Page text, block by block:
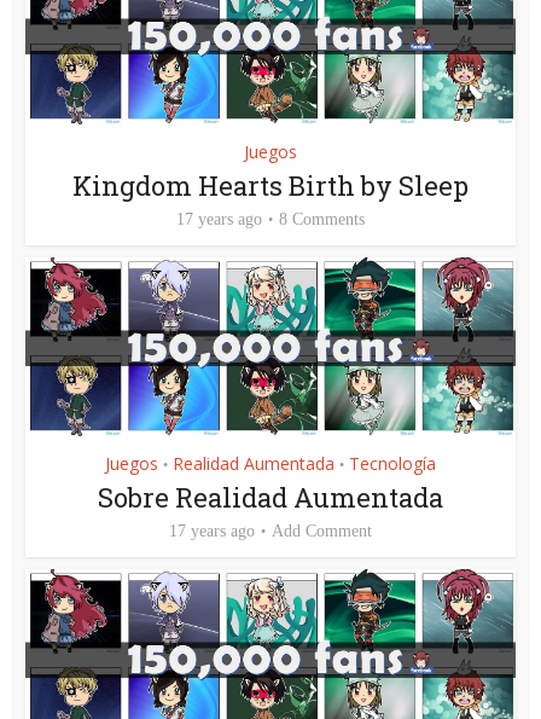
Juegos
Kingdom Hearts Birth by Sleep
17 years ago 8 Comments
Juegos • Realidad Aumentada • Tecnología
Sobre Realidad Aumentada
17 years ago Add Comment